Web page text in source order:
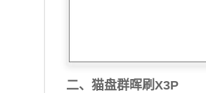
二、猫盘群晖刷X3P